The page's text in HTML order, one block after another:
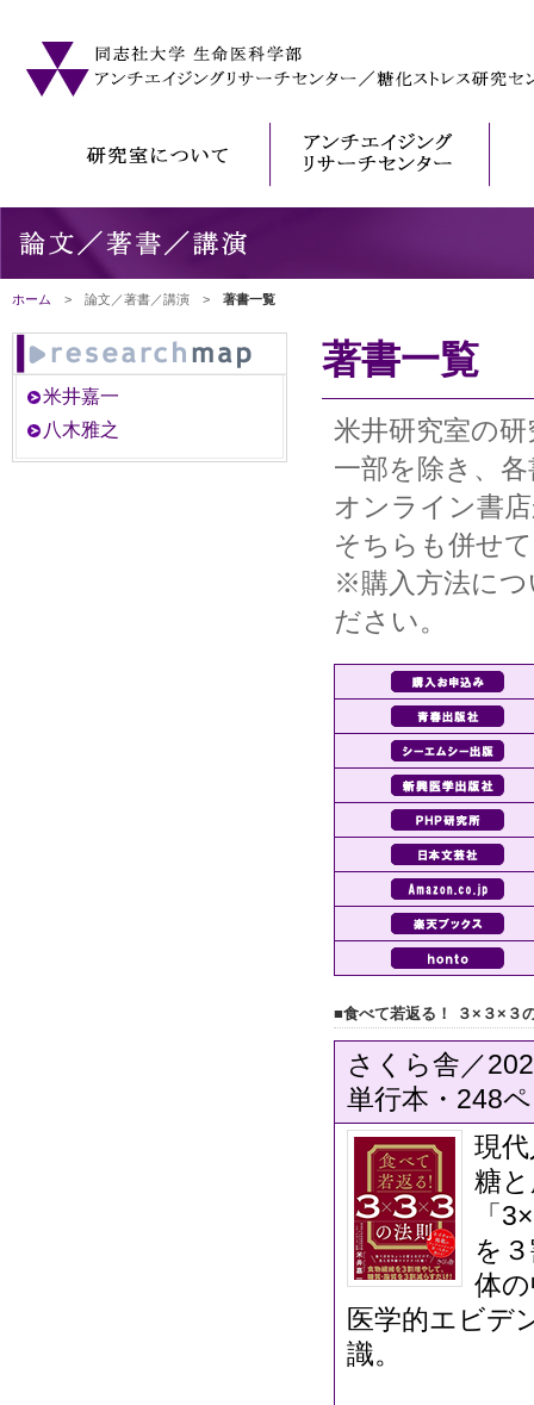
ホーム > 論文／著書／講演 > 著書一覧
米井嘉一
八木雅之
著書一覧
米井研究室の
一部を除き、
オンライン書
そちらも併せ
※購入方法につ
ださい。
■食べて若返る！ ３×３×３
さくら舎／
単行本・248
現
糖
「
を
体
医学的エビデ
識。